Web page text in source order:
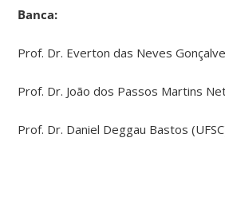
Banca:
Prof. Dr. Everton das Neves
Prof. Dr. João dos Passos Martins
Prof. Dr. Daniel Deggau Bastos